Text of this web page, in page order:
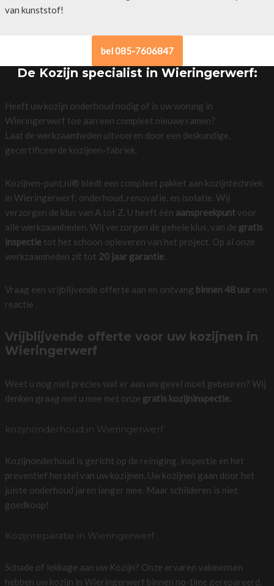
van kunststof!
bel 085-7606847
De Kozijn specialist in Wieringerwerf:
Heeft uw kozijn onderhoud nodig of is uw woning in
Wieringerwerf toe aan een compleet nieuwe ramen?
Laat de werkzaamheden uitvoeren door een deskundige,
gecertificeerde kozijnen-fabriek.
Kozijnen-punt.nl® biedt een compleet pakket aan kozijntechniek
in Wieringerwerf: onderhoud, renovatie, en isolatie. Wij
verzorgen de klus van A tot Z. U heeft één aanspreekpuntvoor
alle werkzaamheden. Wij verzorgen de gehele klus, van de gratis
inspectietot het schoon opleveren van het project. Op al onze
werkzaamheden zit tot 20 jaar garantie.
Vraag een vrijblijvende offerte aan en ontvang binnen 48 uureen
reactie .
Vrijblijvende offerte voor uw kozijnen in
Wieringerwerf
Weet u nog niet precies wat er aan uw gevel moet gebeuren? Wij
denken graag met u mee met onze gratis kozijninspectie.
kozijnonderhoud in Wieringerwerf
Kozijnonderhoud is gericht op de reiniging, inspectie en het
preventief herstel van uw kozijnen. Uw kozijnen gaan door het
juiste onderhoud jaren langer mee. Maar schilderen is niet
goedkoop!
Kozijnreparatie in Wieringerwerf
Schade of lekkage aan uw Kozijn? Onze ervaren vakmensen
hebben uw kozijn in Wieringerwerf binnen no-time gerepareerd.